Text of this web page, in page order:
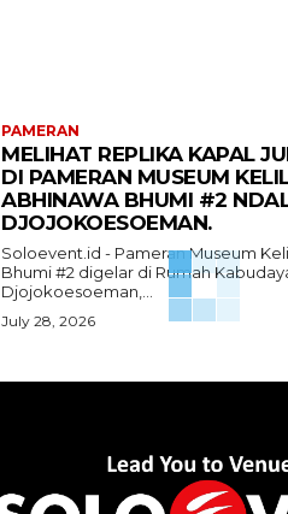
PAMERAN
MELIHAT REPLIKA KAPAL
DI PAMERAN MUSEUM
ABHINAWA BHUMI #2
DJOJOKOESOEMAN.
Soloevent.id - Pameran Museum
Bhumi #2 digelar di Rumah
Djojokoesoeman,...
July 28, 2026